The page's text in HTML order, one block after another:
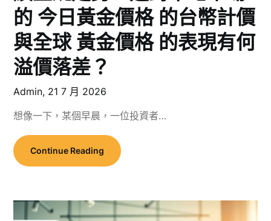
的 今日黃金價格 的台幣計價
與全球 黃金價格 的表現有何
溢價落差？
Admin, 21 7 月 2026
想像一下，某個早晨，一位投資者…
Continue Reading